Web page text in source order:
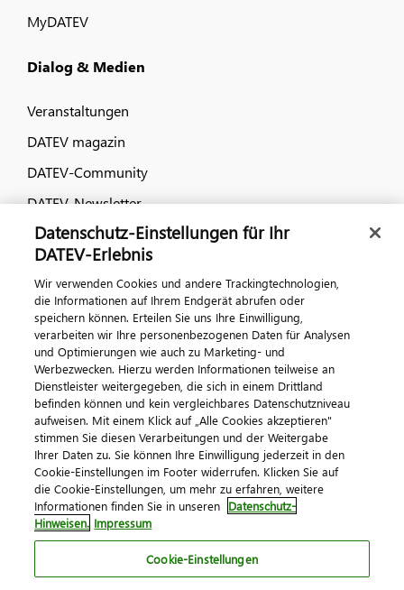
MyDATEV
Dialog & Medien
Veranstaltungen
DATEV magazin
DATEV-Community
DATEV-Newsletter
Kontaktieren Sie uns
© 2026 DATEV eG
ImpressumDatenschutzAGB Kontakt
Cookie-Einstellungen
Datenschutz-Einstellungen für Ihr
DATEV-Erlebnis
Wir verwenden Cookies und andere Trackingtechnologien,
die Informationen auf Ihrem Endgerät abrufen oder
speichern können. Erteilen Sie uns Ihre Einwilligung,
verarbeiten wir Ihre personenbezogenen Daten für Analysen
und Optimierungen wie auch zu Marketing- und
Werbezwecken. Hierzu werden Informationen teilweise an
Dienstleister weitergegeben, die sich in einem Drittland
befinden können und kein vergleichbares Datenschutzniveau
aufweisen. Mit einem Klick auf „Alle Cookies akzeptieren"
stimmen Sie diesen Verarbeitungen und der Weitergabe
Ihrer Daten zu. Sie können Ihre Einwilligung jederzeit in den
Cookie-Einstellungen im Footer widerrufen. Klicken Sie auf
die Cookie-Einstellungen, um mehr zu erfahren, weitere
Informationen finden Sie in unseren Datenschutz-
Hinweisen. Impressum
Cookie-Einstellungen